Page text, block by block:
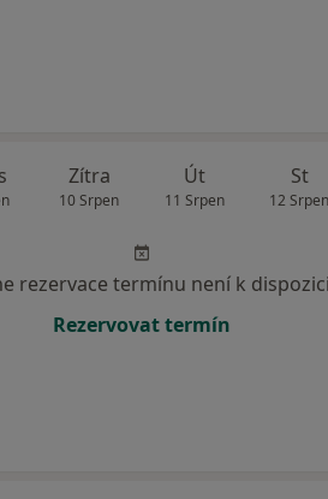
Zítra
10 Srpen
Út
11 Srpen
St
12 Srpen
rezervace termínu není k dispozici
Rezervovat termín